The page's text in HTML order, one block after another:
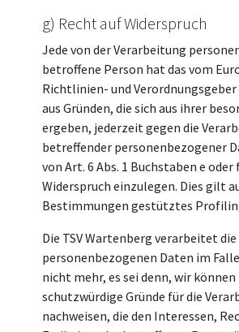
g) Recht auf Widerspruch
Jede von der Verarbeitung
betroffene Person hat das vom
Richtlinien- und
aus Gründen, die sich aus ihrer
ergeben, jederzeit gegen die
betreffender personenbezogener
von Art. 6 Abs. 1 Buchstaben e
Widerspruch einzulegen. Dies gilt
Bestimmungen gestütztes
Die TSV Wartenberg verarbeitet die
personenbezogenen Daten im
nicht mehr, es sei denn, wir
schutzwürdige Gründe für die
nachweisen, die den Interessen,